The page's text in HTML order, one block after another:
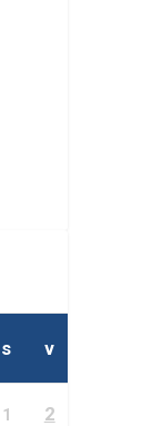
s v
1 2